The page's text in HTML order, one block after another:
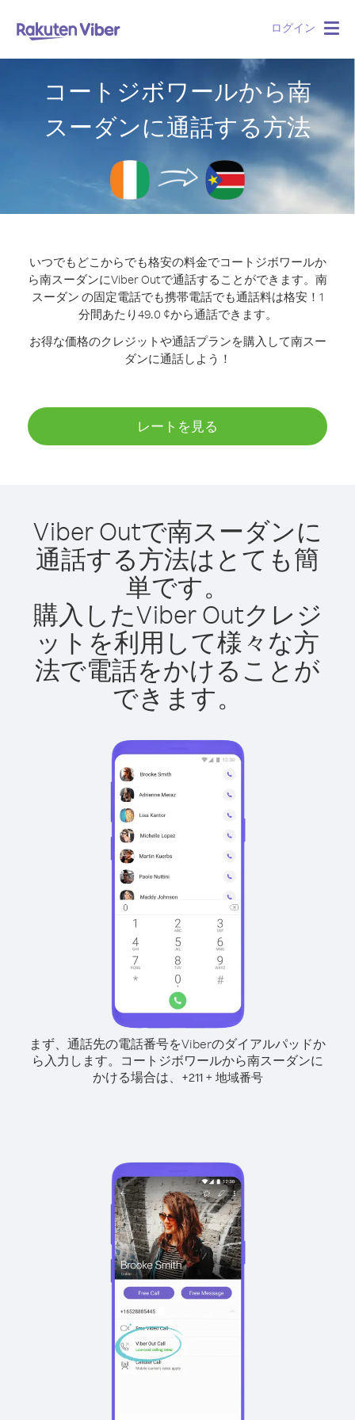
ログイン
コートジボワールから南
スーダンに通話する方法
いつでもどこからでも格安の料金でコートジボワールか
ら南スーダンにViber Outで通話することができます。 南
スーダン の固定電話でも携帯電話でも通話料は格安！1
分間あたり49.0 ¢から通話できます。
お得な価格のクレジットや通話プランを購入して南スー
ダンに通話しよう！
レートを見る
Viber Outで南スーダンに
通話する方法はとても簡
単です。
購入したViber Outクレジ
ットを利用して様々な方
法で電話をかけることが
できます。
まず、通話先の電話番号をViberのダイアルパッドか
ら入力します。 コートジボワールから南スーダンに
かける場合は、
+211+ 地域番号